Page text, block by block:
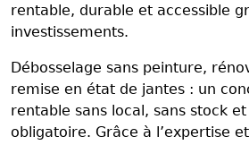
rentable, durable et accessible
investissements.
Débosselage sans peinture,
remise en état de jantes : un
rentable sans local, sans stock
obligatoire. Grâce à l’expertise